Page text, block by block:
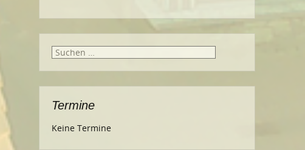
Suche
Termine
Keine Termine